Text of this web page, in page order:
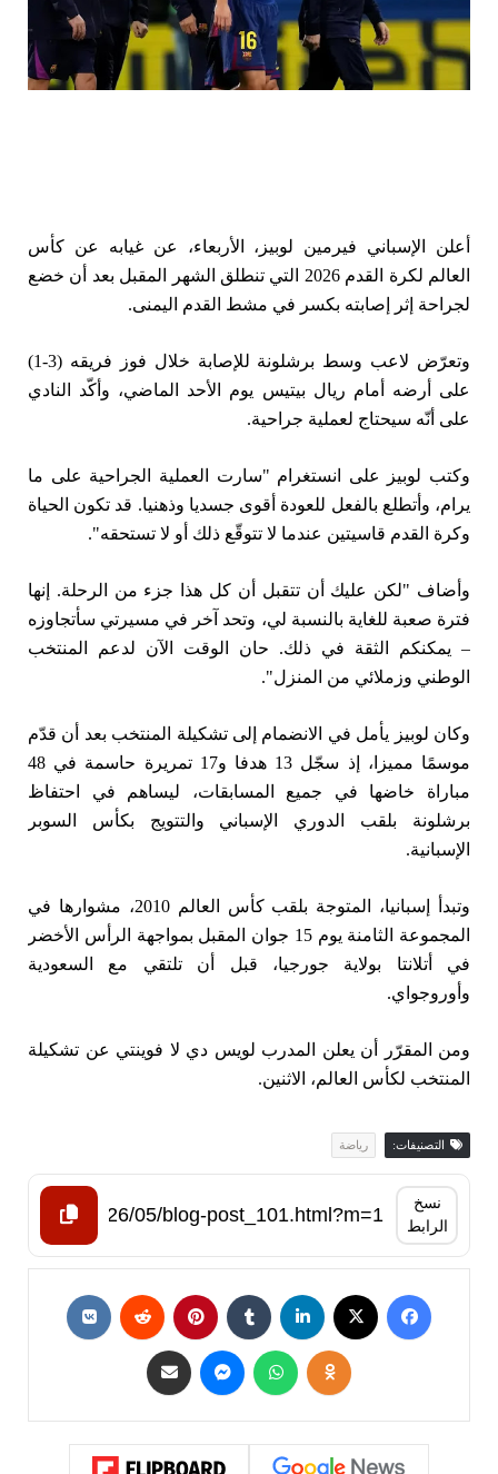
أعلن الإسباني فيرمين ​لوبيز، الأربعاء، عن غيابه ​عن كأس
العالم لكرة القدم ‌2026 التي تنطلق ‌الشهر المقبل ‌بعد أن خضع
لجراحة إثر إصابته بكسر في مشط القدم اليمنى.
وتعرّض ⁠لاعب وسط برشلونة للإصابة خلال فوز فريقه (3-1)
على أرضه أمام ريال ​بيتيس يوم الأحد الماضي، وأكّد النادي
على أنّه سيحتاج ⁠لعملية جراحية.
وكتب لوبيز على انستغرام "سارت العملية الجراحية على ما
يرام، وأتطلع ⁠بالفعل للعودة أقوى جسديا وذهنيا. قد تكون الحياة
وكرة القدم قاسيتين عندما لا تتوقّع ذلك أو لا تستحقه".
وأضاف "لكن عليك أن تتقبل أن كل هذا جزء من الرحلة. ​إنها
فترة صعبة للغاية بالنسبة لي، وتحد آخر في مسيرتي سأتجاوزه
– يمكنكم الثقة في ‌ذلك. حان الوقت الآن لدعم المنتخب
الوطني وزملائي من المنزل".
وكان لوبيز يأمل في ⁠الانضمام إلى تشكيلة المنتخب بعد ‌أن قدّم
موسمًا مميزا، إذ سجّل 13 هدفا و17 تمريرة حاسمة في 48
مباراة خاضها في جميع المسابقات، ليساهم في احتفاظ
برشلونة بلقب الدوري الإسباني والتتويج بكأس السوبر
الإسبانية.
وتبدأ إسبانيا، ‌المتوجة بلقب كأس ⁠العالم 2010، مشوارها في
المجموعة الثامنة يوم 15 جوان المقبل بمواجهة الرأس ‌الأخضر
في أتلانتا بولاية جورجيا، قبل أن تلتقي مع السعودية
وأوروجواي.
ومن المقرّر أن يعلن ‌المدرب ⁠لويس دي لا فوينتي عن تشكيلة
المنتخب لكأس العالم، الاثنين.
التصنيفات: رياضة
نسخ
الرابط